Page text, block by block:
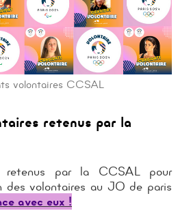
volontaires CCSAL
retenus par la
par la CCSAL pour
des volontaires au JO de paris
avec eux !